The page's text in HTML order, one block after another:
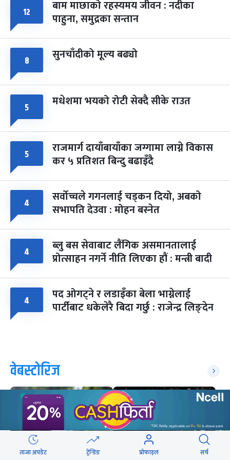
८ फागुपूर्णिमा
चैत्र ८, २०८३-Mar 22, 2027
७ महिना बाँकी
१२ बाम माछाको रहस्यमय जीवन : नदीका
पाहुना, समुद्रका सन्तान
८ सुनचाँदीको मूल्य बढ्यो
५ मधेशमा भयको रोटी सेक्दै सीके राउत
५ राजमार्ग दायाँबायाँका जग्गामा लाग्ने विकास
कर ५ प्रतिशत बिन्दु बढाइँदै
४ सर्वोच्चले गगनलाई चड्कन दियो, अबको
सभापति देउवा : मोहन बस्नेत
४ ब्लु बस सेवाबाट लैंगिक असमानतालाई
प्रोत्साहन नगर्ने नीति लिएका हौं : मन्त्री बादी
४ पद ओगट्ने र लडाइँका बेला भाग्नेलाई
पार्टीबाट धकेलेरै बिदा गर्छु : राजेन्द्र लिङ्देन
वेबस्टोरिज
ताजा अपडेट ट्रेन्डिङ प्रोफाइल सर्च